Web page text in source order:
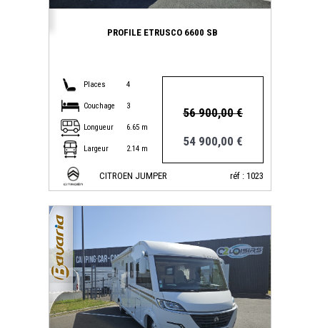
PROFILE ETRUSCO 6600 SB
Places 4
Couchage 3
Longueur 6.65 m
Largeur 2.14 m
56 900,00 €
54 900,00 €
CITROEN JUMPER réf : 1023